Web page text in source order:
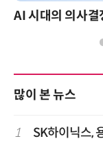
많이 본 뉴스
1 SK하이닉스,